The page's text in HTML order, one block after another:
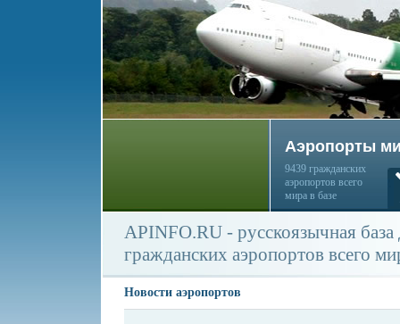
Аэропорты
9439 гражданских
аэропортов всего
мира в базе
APINFO.RU - русскоязычная
гражданских аэропортов всего
Новости аэропортов